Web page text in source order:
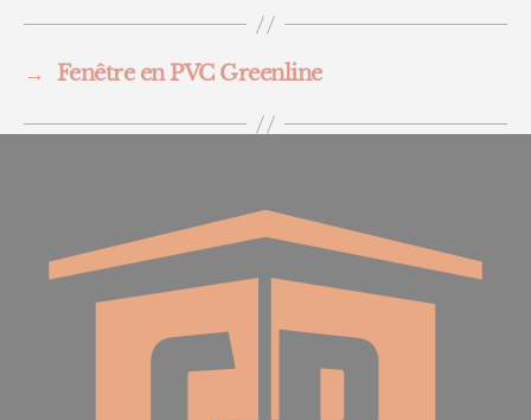
→ Fenêtre en PVC Greenline